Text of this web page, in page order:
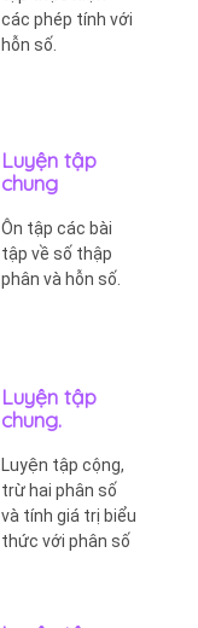
các phép tính với
hỗn số.
Luyện tập
chung
Ôn tập các bài
tập về số thập
phân và hỗn số.
Luyện tập
chung.
Luyện tập cộng,
trừ hai phân số
và tính giá trị biểu
thức với phân số